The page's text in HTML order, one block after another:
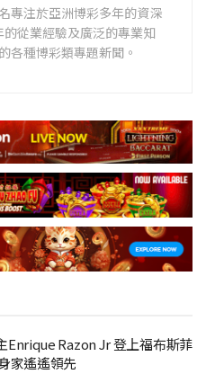
專注於亞洲博彩多年的資深
從業經驗及廣泛的專業知
各種博彩類專題新聞。
Enrique Razon Jr 登上福布斯菲
家遙遙領先